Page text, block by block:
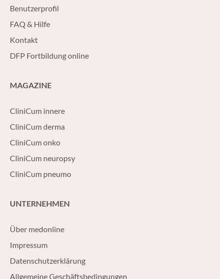
Benutzerprofil
FAQ & Hilfe
Kontakt
DFP Fortbildung online
MAGAZINE
CliniCum innere
CliniCum derma
CliniCum onko
CliniCum neuropsy
CliniCum pneumo
UNTERNEHMEN
Über medonline
Impressum
Datenschutzerklärung
Allgemeine Geschäftsbedingungen